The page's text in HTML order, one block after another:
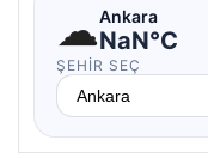
☁Ankara
NaN°C
ŞEHIR SEÇ